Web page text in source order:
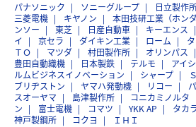
パナソニック ソニーグループ 日立製作
三菱電機
キヤノン 本田技研工業（ホンダ
ンソー
東芝 日産自動車 キーエンス
イ
京セラ ダイキン工業 ローム
ＴＯ
マツダ 村田製作所 オリンパス
豊田自動織機
日本製鉄 テルモ アイ
ルムビジネスイノベーション
シャープ
ブリヂストン
ヤマハ発動機 リコー
スオーヤマ
島津製作所 コニカミノルタ
ン
富士電機 コマツ YKK AP タカ
神戸製鋼所
コクヨ ＩＨＩ